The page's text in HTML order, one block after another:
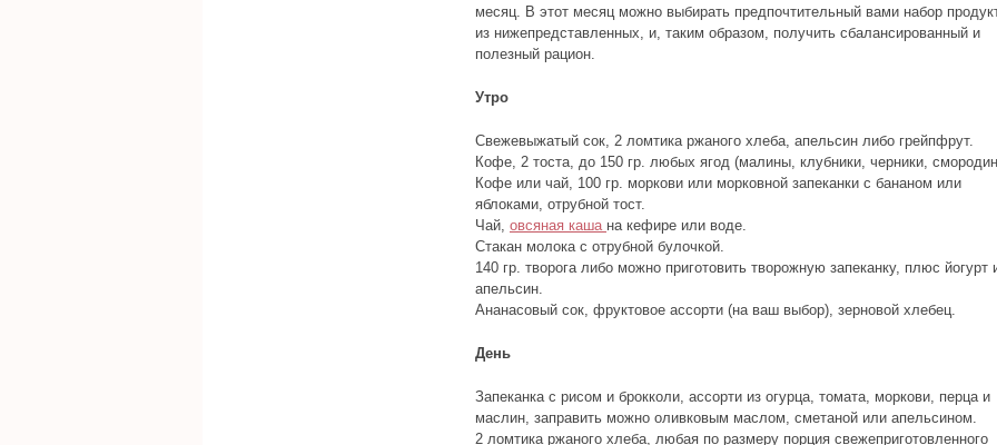
месяц. В этот месяц можно выбирать предпочтительный вами набор
из нижепредставленных, и, таким образом, получить сбалансированный и
полезный рацион.
Утро
Свежевыжатый сок, 2 ломтика ржаного хлеба, апельсин либо грейпфрут.
Кофе, 2 тоста, до 150 гр. любых ягод (малины, клубники, черники,
Кофе или чай, 100 гр. моркови или морковной запеканки с бананом или
яблоками, отрубной тост.
Чай, овсяная каша на кефире или воде.
Стакан молока с отрубной булочкой.
140 гр. творога либо можно приготовить творожную запеканку, плюс йогурт
апельсин.
Ананасовый сок, фруктовое ассорти (на ваш выбор), зерновой хлебец.
День
Запеканка с рисом и брокколи, ассорти из огурца, томата, моркови, перца и
маслин, заправить можно оливковым маслом, сметаной или апельсином.
2 ломтика ржаного хлеба, любая по размеру порция свежеприготовленного